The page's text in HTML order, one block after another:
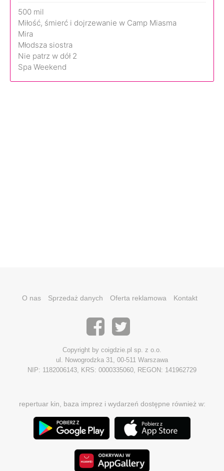
500 mil
Miłość, śmierć i dojrzewanie w Camp Miasma
Mira
Młodsza siostra
Nie patrz w dół 2
Spa Weekend
O nas Sprzedaż danych Oferta reklamowa Kontakt
Copyright by coigdzie.pl sp. z o.o.
ul. Nowogrodzka 31, 00-511 Warszawa
NIP: 1182006143, KRS: 0000335060, REGON: 141962729
repertuar kin, baza imprez i wydarzeń dostępne również w: